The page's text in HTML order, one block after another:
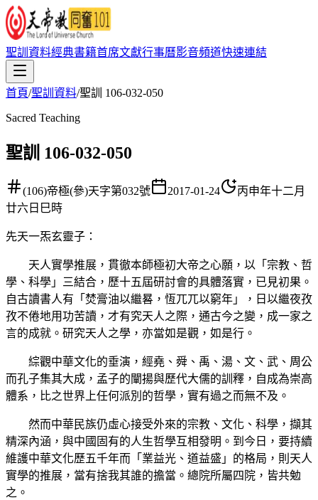
聖訓資料經典書籍首席文獻行事曆影音頻道快速連結
首頁/聖訓資料/聖訓 106-032-050
Sacred Teaching
聖訓 106-032-050
(106)帝極(參)天字第032號 2017-01-24
丙申年十二月
廿六日巳時
先天一炁玄靈子 ：
天人實學推展，貫徹本師極初大帝之心願，以「宗教、哲
學、科學」三結合，歷十五屆研討會的具體落實，已見初果。
自古讀書人有「焚膏油以繼晷，恆兀兀以窮年」，日以繼夜孜
孜不倦地用功苦讀，才有究天人之際，通古今之變，成一家之
言的成就。研究天人之學，亦當如是觀，如是行。
綜觀中華文化的垂演，經堯、舜、禹、湯、文、武、周公
而孔子集其大成，孟子的闡揚與歷代大儒的訓釋，自成為崇高
體系，比之世界上任何派別的哲學，實有過之而無不及。
然而中華民族仍虛心接受外來的宗教、文化、科學，擷其
精深內涵，與中國固有的人生哲學互相發明。到今日，要持續
維護中華文化歷五千年而「業益光、道益盛」的格局，則天人
實學的推展，當有捨我其誰的擔當。總院所屬四院，皆共勉
之。